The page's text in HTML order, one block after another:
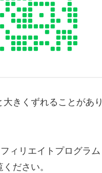
きくずれることがあり
ィリエイトプログラム
ください。